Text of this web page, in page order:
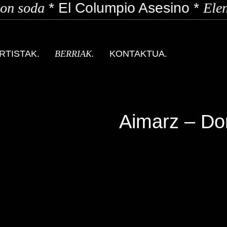
soda*El Columpio Asesino*
BERRIAK. KONTAKTUA.
Aimarz –